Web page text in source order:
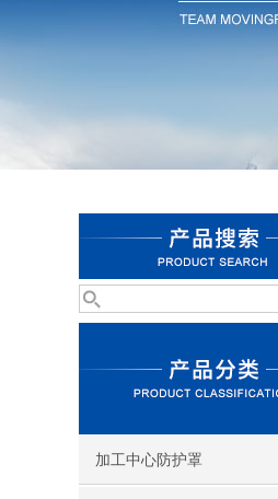
加工中心防护罩